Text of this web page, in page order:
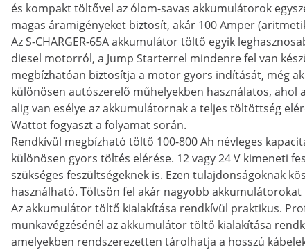
és kompakt töltővel az ólom-savas akkumulátorok
magas áramigényeket biztosít, akár 100 Amper
Az S-CHARGER-65A akkumulátor töltő egyik
diesel motorról, a Jump Starterrel mindenre fel van
megbízhatóan biztosítja a motor gyors indítását, még
különösen autószerelő műhelyekben használatos,
alig van esélye az akkumulátornak a teljes töltöttség
Wattot fogyaszt a folyamat során.
Rendkívül megbízható töltő 100-800 Ah névleges
különösen gyors töltés elérése. 12 vagy 24 V kimeneti
szükséges feszültségeknek is. Ezen tulajdonságoknak
használható. Töltsön fel akár nagyobb
Az akkumulátor töltő kialakítása rendkívül praktikus.
munkavégzésénél az akkumulátor töltő kialakítása
amelyekben rendszerezetten tárolhatja a hosszú